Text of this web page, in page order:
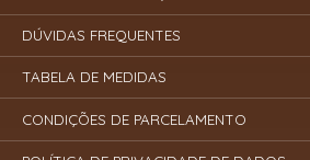
DÚVIDAS FREQUENTES
TABELA DE MEDIDAS
CONDIÇÕES DE PARCELAMENTO